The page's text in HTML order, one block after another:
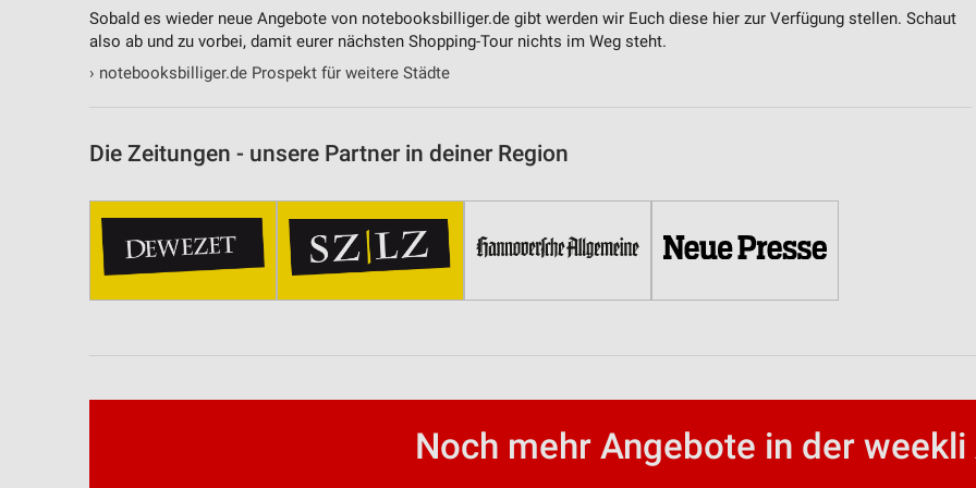
Sobald es wieder neue Angebote von notebooksbilliger.de gibt werden wir Euch diese hier zur Verfügung stellen. Schaut
also ab und zu vorbei, damit eurer nächsten Shopping-Tour nichts im Weg steht.
› notebooksbilliger.de Prospekt für weitere Städte
Die Zeitungen - unsere Partner in deiner Region
Noch mehr Angebote in der weekli